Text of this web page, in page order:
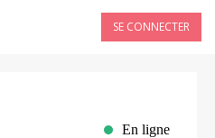
SE CONNECTER
En ligne